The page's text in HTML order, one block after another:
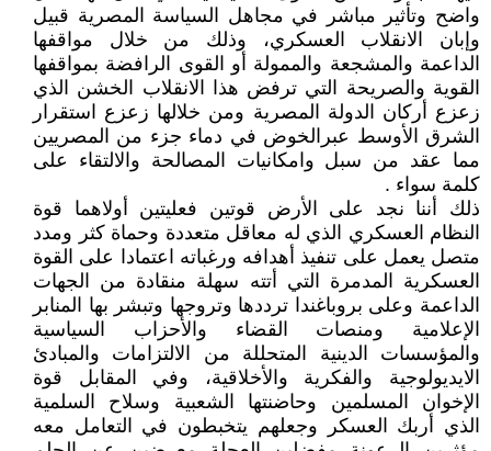
واضح وتأثير مباشر في مجاهل السياسة المصرية قبيل
وإبان الانقلاب العسكري، وذلك من خلال مواقفها
الداعمة والمشجعة والممولة أو القوى الرافضة بمواقفها
القوية والصريحة التي ترفض هذا الانقلاب الخشن الذي
زعزع أركان الدولة المصرية ومن خلالها زعزع استقرار
الشرق الأوسط عبرالخوض في دماء جزء من المصريين
مما عقد من سبل وامكانيات المصالحة والالتقاء على
كلمة سواء .
ذلك أننا نجد على الأرض قوتين فعليتين أولاهما قوة
النظام العسكري الذي له معاقل متعددة وحماة كثر ومدد
متصل يعمل على تنفيذ أهدافه ورغباته اعتمادا على القوة
العسكرية المدمرة التي أتته سهلة منقادة من الجهات
الداعمة وعلى بروباغندا ترددها وتروجها وتبشر بها المنابر
الإعلامية ومنصات القضاء والأحزاب السياسية
والمؤسسات الدينية المتحللة من الالتزامات والمبادئ
الايديولوجية والفكرية والأخلاقية، وفي المقابل قوة
الإخوان المسلمين وحاضنتها الشعبية وسلاح السلمية
الذي أربك العسكر وجعلهم يتخبطون في التعامل معه